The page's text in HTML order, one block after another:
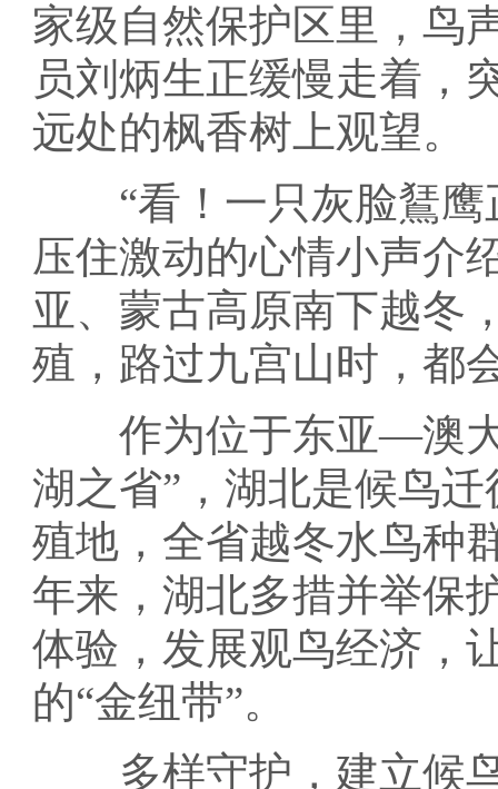
家级自然保护区里，鸟
员刘炳生正缓慢走着，
远处的枫香树上观望。
“看！一只灰脸鵟鹰
压住激动的心情小声介
亚、蒙古高原南下越冬
殖，路过九宫山时，都
作为位于东亚—澳大
湖之省”，湖北是候鸟
殖地，全省越冬水鸟种
年来，湖北多措并举保
体验，发展观鸟经济，
的“金纽带”。
多样守护，建立候鸟